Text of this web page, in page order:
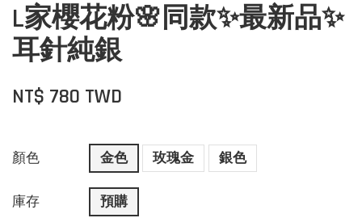
L家櫻花粉🌸同款✨最新品✨
耳針純銀
NT$ 780 TWD
顏色 金色 玫瑰金 銀色
庫存 預購